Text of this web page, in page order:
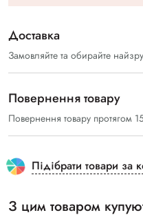
Доставка
Замовляйте та обирайте
Повернення товару
Повернення товару протягом
Підібрати товари за
З цим товаром